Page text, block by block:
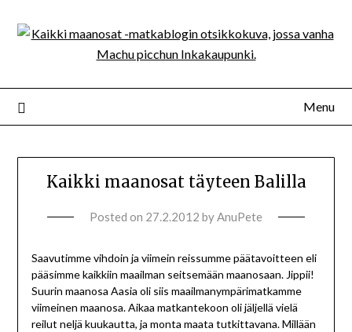
Menu
Kaikki maanosat täyteen Balilla
Posted on 27.2.2012 byAnuPete
Saavutimme vihdoin ja viimein reissumme päätavoitteen eli
pääsimme kaikkiin maailman seitsemään maanosaan. Jippii!
Suurin maanosa Aasia oli siis maailmanympärimatkamme
viimeinen maanosa. Aikaa matkantekoon oli jäljellä vielä
reilut neljä kuukautta, ja monta maata tutkittavana. Millään